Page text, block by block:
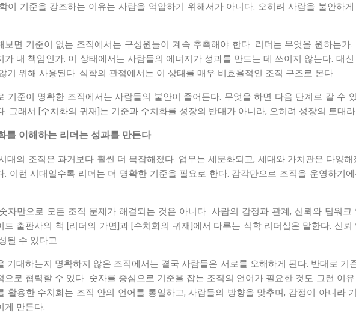
이 기준을 강조하는 이유는 사람을 억압하기 위해서가 아니다. 오히려 사람을 불안하
보면 기준이 없는 조직에서는 구성원들이 계속 추측해야 한다. 리더는 무엇을 원하는가
가 내 책임인가. 이 상태에서는 사람들의 에너지가 성과를 만드는 데 쓰이지 않는다. 대
기 위해 사용된다. 식학의 관점에서는 이 상태를 매우 비효율적인 조직 구조로 본다.
기준이 명확한 조직에서는 사람들의 불안이 줄어든다. 무엇을 하면 다음 단계로 갈 수
. 그래서 [수치화의 귀재]는 기준과 수치화를 성장의 반대가 아니라, 오히려 성장의 토대
를 이해하는 리더는 성과를 만든다
대의 조직은 과거보다 훨씬 더 복잡해졌다. 업무는 세분화되고, 세대와 가치관은 다양
. 이런 시대일수록 리더는 더 명확한 기준을 필요로 한다. 감각만으로 조직을 운영하기
자만으로 모든 조직 문제가 해결되는 것은 아니다. 사람의 감정과 관계, 신뢰와 팀워
트 출판사의 책 [리더의 가면]과 [수치화의 귀재]에서 다루는 식학 리더십은 말한다. 신
될 수 있다고.
기대하는지 명확하지 않은 조직에서는 결국 사람들은 서로를 오해하게 된다. 반대로 기
으로 협력할 수 있다. 숫자를 중심으로 기준을 잡는 조직의 언어가 필요한 것도 그런 이
활용한 수치화는 조직 안의 언어를 통일하고, 사람들의 방향을 맞추며, 감정이 아니라
게 만든다.